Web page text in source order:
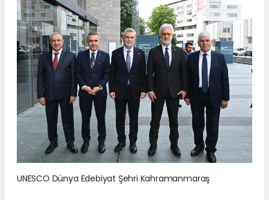
UNESCO Dünya Edebiyat Şehri Kahramanmaraş